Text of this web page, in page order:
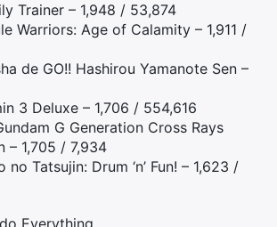
Trainer – 1,948 / 53,874
Warriors: Age of Calamity – 1,911 /
de GO!! Hashirou Yamanote Sen –
3 Deluxe – 1,706 / 554,616
G Generation Cross Rays
– 1,705 / 7,934
Tatsujin: Drum ‘n’ Fun! – 1,623 /
Everything